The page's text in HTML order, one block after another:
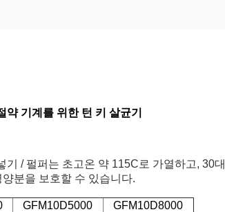
기계를 위한 턴 키 살균기
/ 펄퍼는 초고온 약 115C로 가열하고, 30
분을 보호할 수 있습니다.
GFM10D5000
GFM10D8000